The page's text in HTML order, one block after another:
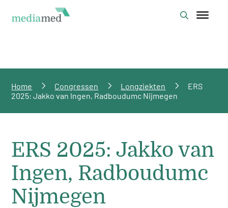
Home Congressen Longziekten
ERS
2025: Jakko van Ingen, Radboudumc Nijmegen
ERS 2025: Jakko van
Ingen, Radboudumc
Nijmegen